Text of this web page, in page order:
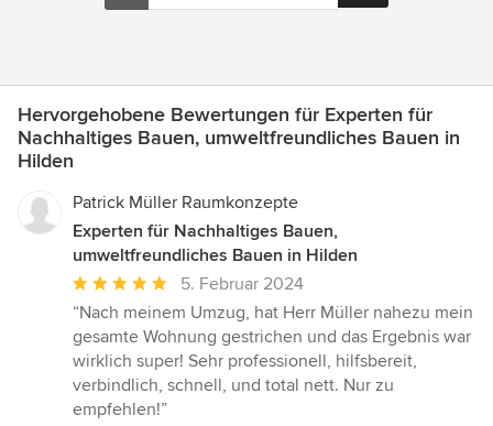
Hervorgehobene Bewertungen für Experten für
Nachhaltiges Bauen, umweltfreundliches Bauen in
Hilden
Patrick Müller Raumkonzepte
Experten für Nachhaltiges Bauen,
umweltfreundliches Bauen in Hilden
Durchschnittliche
Bewertung:
5
von
5
Sternen
5. Februar 2024
“Nach meinem Umzug, hat Herr Müller nahezu mein
gesamte Wohnung gestrichen und das Ergebnis war
wirklich super! Sehr professionell, hilfsbereit,
verbindlich, schnell, und total nett. Nur zu
empfehlen!”